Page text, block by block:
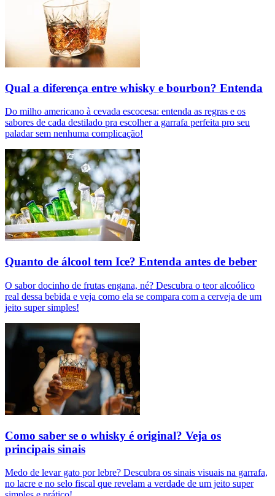
Qual a diferença entre whisky e bourbon? Entenda
Do milho americano à cevada escocesa: entenda as regras e os
sabores de cada destilado pra escolher a garrafa perfeita pro seu
paladar sem nenhuma complicação!
Quanto de álcool tem Ice? Entenda antes de beber
O sabor docinho de frutas engana, né? Descubra o teor alcoólico
real dessa bebida e veja como ela se compara com a cerveja de um
jeito super simples!
Como saber se o whisky é original? Veja os
principais sinais
Medo de levar gato por lebre? Descubra os sinais visuais na garrafa,
no lacre e no selo fiscal que revelam a verdade de um jeito super